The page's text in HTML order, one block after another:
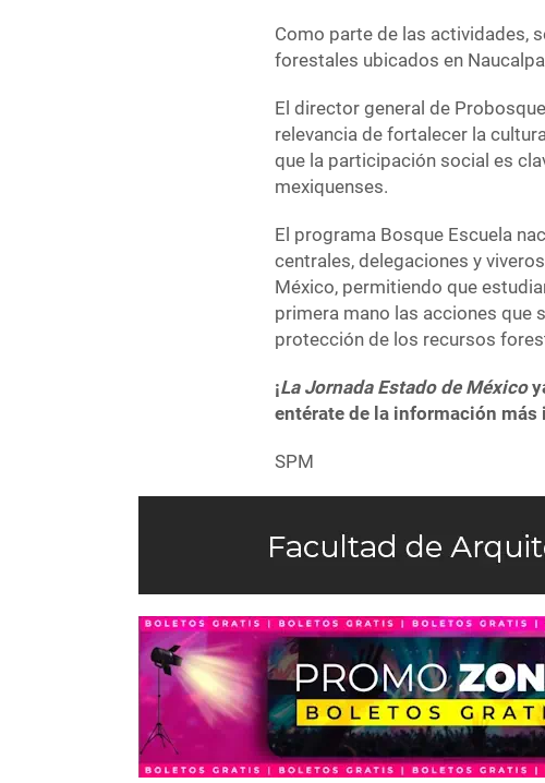
Como parte de las actividades,
forestales ubicados en
El director general de
relevancia de fortalecer la
que la participación social es
mexiquenses.
El programa Bosque Escuela
centrales, delegaciones y
México, permitiendo que
primera mano las acciones que
protección de los recursos
¡La Jornada Estado de México
entérate de la información
SPM